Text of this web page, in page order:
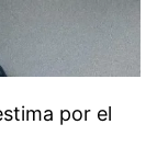
por el